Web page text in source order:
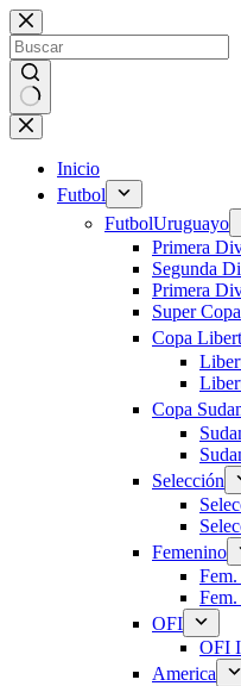
Saltar
al
contenido
Sin
resultados
Inicio
Futbol
FutbolUruguayo
Primera
Segunda
Primera
Super Copa
Copa
Copa
Selección
Femenino
OFI
OFI
America